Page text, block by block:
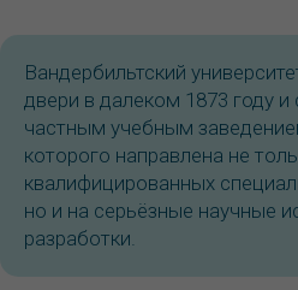
Вандербильтский
двери в далеком 1873 году и
частным учебным
которого направлена не
квалифицированных
но и на серьёзные научные
разработки.